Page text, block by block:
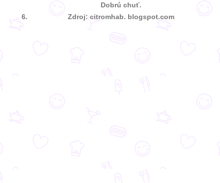
Dobrú chuť.
Zdroj: citromhab. blogspot.com